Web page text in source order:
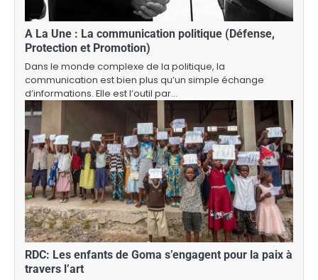
A La Une : La communication politique (Défense,
Protection et Promotion)
Dans le monde complexe de la politique, la
communication est bien plus qu’un simple échange
d’informations. Elle est l’outil par…
RDC: Les enfants de Goma s’engagent pour la paix à
travers l’art